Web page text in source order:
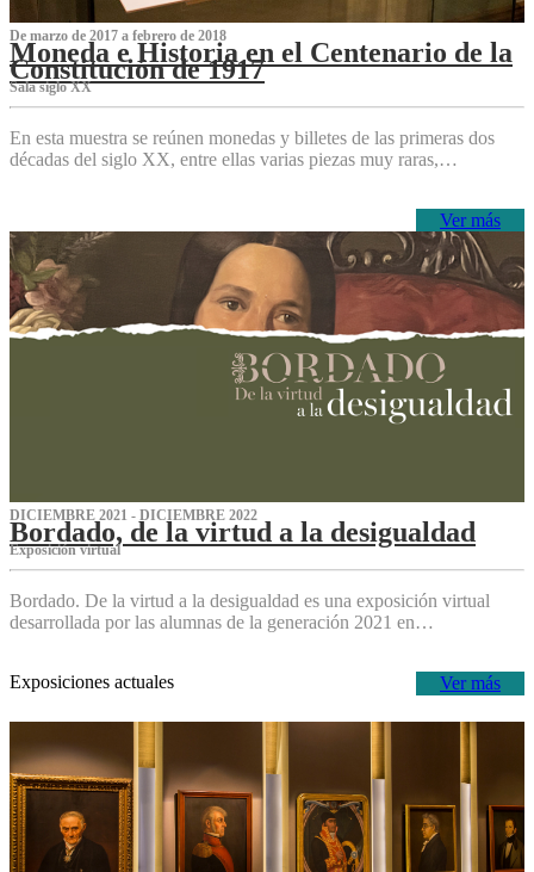
De marzo de 2017 a febrero de 2018
Moneda e Historia en el Centenario de la
Constitución de 1917
Sala siglo XX
En esta muestra se reúnen monedas y billetes de las primeras dos
décadas del siglo XX, entre ellas varias piezas muy raras,…
Ver más
DICIEMBRE 2021 - DICIEMBRE 2022
Bordado, de la virtud a la desigualdad
Exposición virtual‌
Bordado. De la virtud a la desigualdad es una exposición virtual
desarrollada por las alumnas de la generación 2021 en…
Ver más
Exposiciones actuales